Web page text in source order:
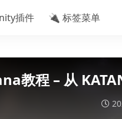
插件 🔌 标签菜单
教程 – 从